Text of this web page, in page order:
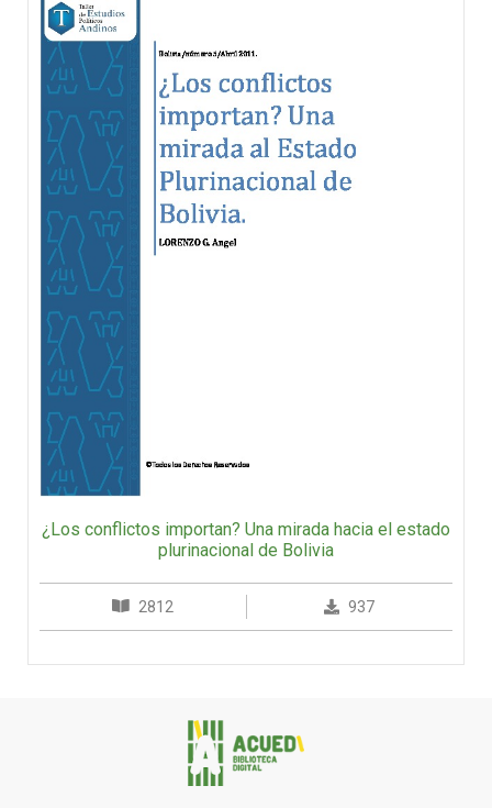
¿Los conflictos importan? Una mirada hacia el estado
plurinacional de Bolivia
2812 937